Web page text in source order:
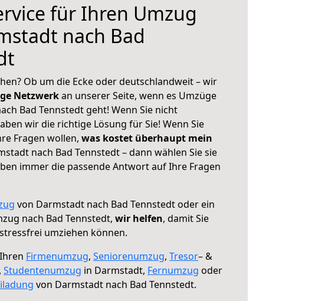
für Ihren Umzug
nach Bad
Ob um die Ecke oder deutschlandweit – wir
Netzwerkan unserer Seite, wenn es Umzüge
Bad Tennstedt geht! Wenn Sie nicht
wir die richtige Lösung für Sie! Wenn Sie
Fragen wollen, was kostet überhaupt mein
nach Bad Tennstedt – dann wählen Sie sie
immer die passende Antwort auf Ihre Fragen
von Darmstadt nach Bad Tennstedt oder ein
nach Bad Tennstedt, wir helfen, damit Sie
umziehen können.
Firmenumzug, Seniorenumzug, Tresor– &
, Studentenumzug in Darmstadt, Fernumzug oder
von Darmstadt nach Bad Tennstedt.